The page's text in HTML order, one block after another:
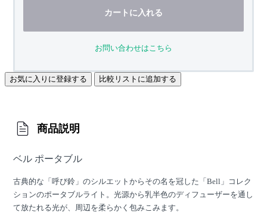
カートに入れる
お問い合わせはこちら
お気に入りに登録する 比較リストに追加する
商品説明
ベル ポータブル
古典的な「呼び鈴」のシルエットからその名を冠した「Bell」コレク
ションのポータブルライト。光源から乳半色のディフューザーを通し
て放たれる光が、周辺を柔らかく包みこみます。